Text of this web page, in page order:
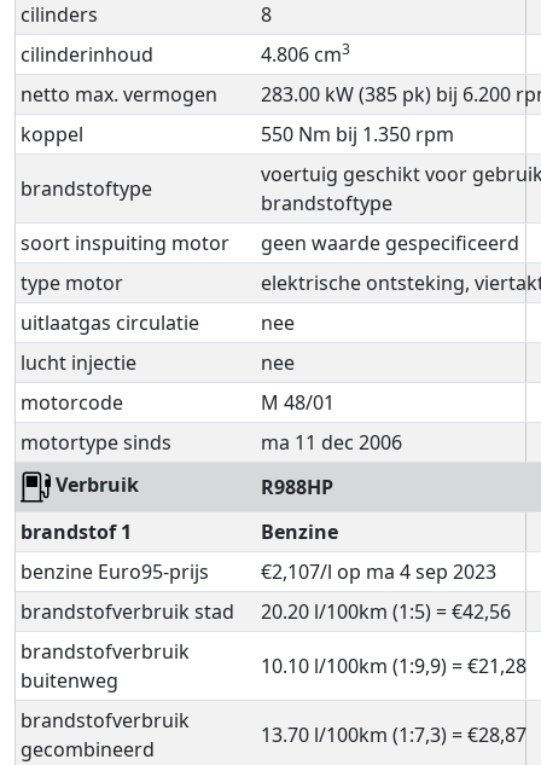
cilinders
8
cilinderinhoud
4.806 cm3
netto max. vermogen
283.00 kW (385 pk) bij 6.200
koppel
550 Nm bij 1.350 rpm
brandstoftype
voertuig geschikt voor
brandstoftype
soort inspuiting motor
geen waarde gespecificeerd
type motor
elektrische ontsteking,
uitlaatgas circulatie
nee
lucht injectie
nee
motorcode
M 48/01
motortype sinds
ma 11 dec 2006
Verbruik
R988HP
brandstof 1
Benzine
benzine Euro95-prijs
€2,107/l op ma 4 sep 2023
brandstofverbruik stad
20.20 l/100km (1:5) = €42,56
brandstofverbruik
buitenweg
10.10 l/100km (1:9,9) = €21,28
brandstofverbruik
gecombineerd
13.70 l/100km (1:7,3) = €28,87